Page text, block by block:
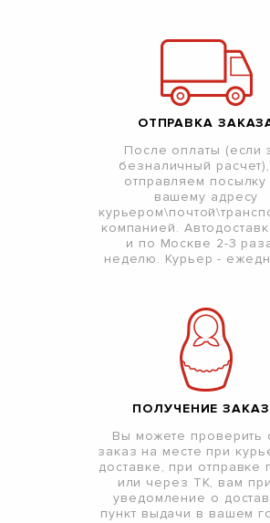
ОТПРАВКА
После оплаты (если
безналичный
отправляем посылку
вашему адресу
компанией.
и по Москве 2-3
неделю. Курьер -
ПОЛУЧЕНИЕ
Вы можете проверить
заказ на месте при
доставке, при отправке
или через ТК, вам
уведомление о
пункт выдачи в вашем